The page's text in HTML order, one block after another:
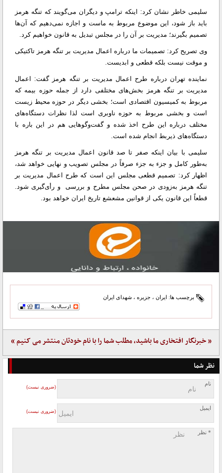
سلیمی خاطر نشان کرد: اینکه ترامپ و دیگران می‌گویند که تنگه هرمز
باید باز شود، این موضوع مربوط به ماست و اجازه نمی‌دهیم که آن‌ها
تصمیم بگیرند؛ مدیریت بر آن را در مجلس تبدیل به قانون خواهیم کرد.
وی تصریح کرد: تصمیمات ما درباره اعمال مدیریت بر تنگه هرمز تاکتیکی
و موقت نیست بلکه قطعی و ابدیست.
نماینده تهران درباره طرح اعمال مدیریت بر تنگه هرمز گفت: اعمال
مدیریت بر تنگه هرمز بخش‌های مختلفی دارد از جمله حوزه بیمه که
مربوط به کمیسیون اقتصادی است؛ بخشی دیگر در حوزه محیط زیست
است و بخشی مربوط به حوزه ناوبری است لذا نظرات دستگاه‌های
مختلف درباره این طرح اخذ شده و گفت‌وگوهایی هم در این باره با
دستگاه‌های ذیربط انجام شده است.
سلیمی با بیان اینکه صفر تا صد قانون اعمال مدیریت بر تنگه هرمز
به‌طور کامل و جزء به جزء صرفاً در مجلس تصویب و نهایی خواهد شد،
اظهار کرد: تصمیم قطعی مجلس این است که طرح اعمال مدیریت بر
تنگه هرمز به‌زودی در صحن مجلس مطرح و بررسی و رأی‌گیری شود.
قطعاً این قانون یکی از قوانین مشعشع تاریخ ایران خواهد بود.
برچسب ها: ایران ، جزیره ، شهدای ایران
« خبرنگار افتخاری ما باشید، مطلب شما را با نام خودتان منتشر می کنیم »
نظر شما
نام
(ضروری نیست)
ایمیل
(ضروری نیست)
* نظر